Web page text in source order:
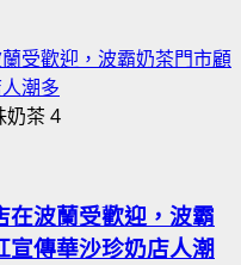
受歡迎，波霸奶茶門市顧
潮多
4
在波蘭受歡迎，波霸
宣傳華沙珍奶店人潮